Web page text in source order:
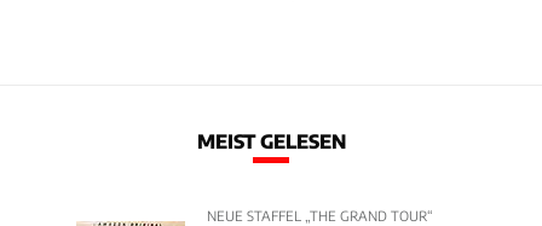
MEIST GELESEN
NEUE STAFFEL „THE GRAND TOUR“